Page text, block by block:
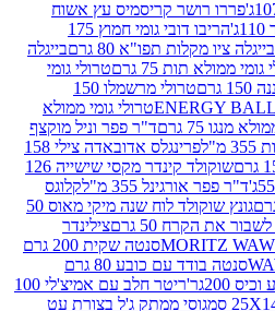
קריסמיס עץ אשוח
הריבו דובי גומי חמוץ 175
תפו"א 80 גרם
בייגלה
גרם
טרולי גומי
טרולי מרשמלו 150
טרולי גומי ממולא
ד"ר פפר וניל מוקצף
פרינגלס אדובאדה צילי 158
שוקולד קינדר מקסי שישייה 126
355 מ"ל
קלוגס
גונץ שוקולד לוח שנה מיקי מאוס 50
צילינדר
סנטה שקית 200 גרם
סנטה בודד עם כובע 80 גרם
ריטר חלב עם אמיצ'לי 100
ממתק ג'ל בצורת עט